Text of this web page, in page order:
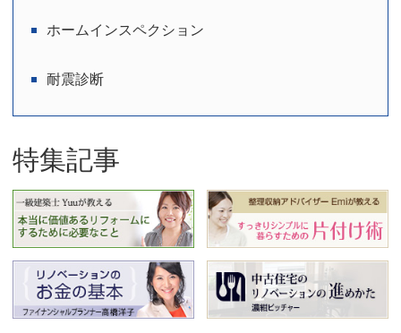
ホームインスペクション
耐震診断
特集記事